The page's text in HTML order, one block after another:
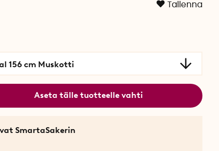
Tallenna
156 cm Muskotti
Aseta tälle tuotteelle vahti
SmartaSakerin